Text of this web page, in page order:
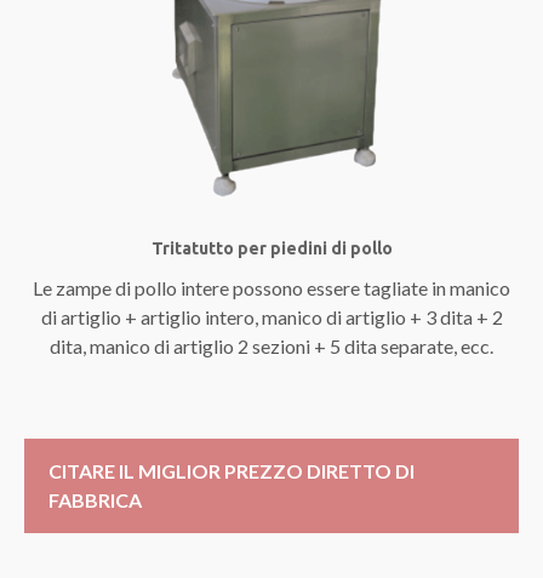
Tritatutto per piedini di pollo
Le zampe di pollo intere possono essere tagliate in manico
di artiglio + artiglio intero, manico di artiglio + 3 dita + 2
dita, manico di artiglio 2 sezioni + 5 dita separate, ecc.
CITARE IL MIGLIOR PREZZO DIRETTO DI
FABBRICA